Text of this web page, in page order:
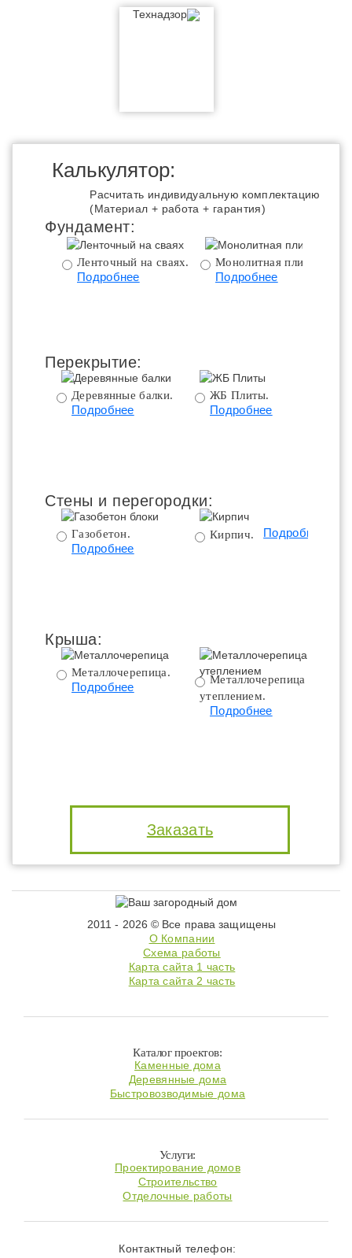
Технадзор
Калькулятор:
Расчитать индивидуальную комплектацию
(Материал + работа + гарантия)
Фундамент:
Ленточный на сваях.
Подробнее
Монолитная плита.
Подробнее
Перекрытие:
Деревянные балки.
Подробнее
ЖБ Плиты.
Подробнее
Стены и перегородки:
Газобетон.
Подробнее
Кирпич. Подробнее
Крыша:
Металлочерепица.
Подробнее
Металлочерепица с
утеплением.
Подробнее
Заказать
2011 - 2026 © Все права защищены
О Компании
Схема работы
Карта сайта 1 часть
Карта сайта 2 часть
Каталог проектов:
Каменные дома
Деревянные дома
Быстровозводимые дома
Услуги:
Проектирование домов
Строительство
Отделочные работы
Контактный телефон: